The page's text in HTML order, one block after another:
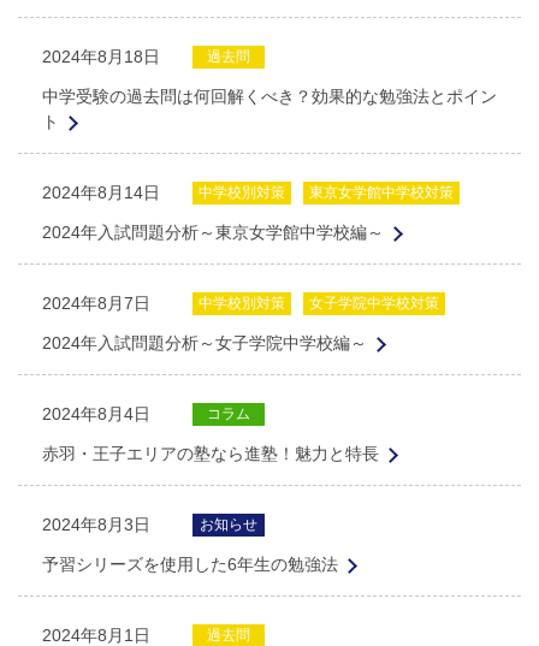
2024年8月18日 過去問
中学受験の過去問は何回解くべき？効果的な勉強法とポイン
ト
2024年8月14日 中学校別対策 東京女学館中学校対策
2024年入試問題分析～東京女学館中学校編～
2024年8月7日 中学校別対策 女子学院中学校対策
2024年入試問題分析～女子学院中学校編～
2024年8月4日 コラム
赤羽・王子エリアの塾なら進塾！魅力と特長
2024年8月3日 お知らせ
予習シリーズを使用した6年生の勉強法
2024年8月1日 過去問